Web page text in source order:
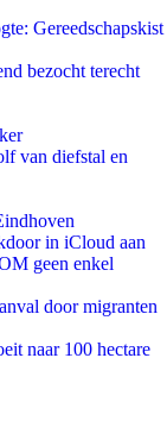
Gereedschapskist
bezocht terecht
van diefstal en
in iCloud aan
geen enkel
door migranten
naar 100 hectare